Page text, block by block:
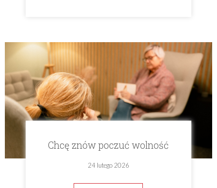
Chcę znów poczuć wolność
24 lutego 2026